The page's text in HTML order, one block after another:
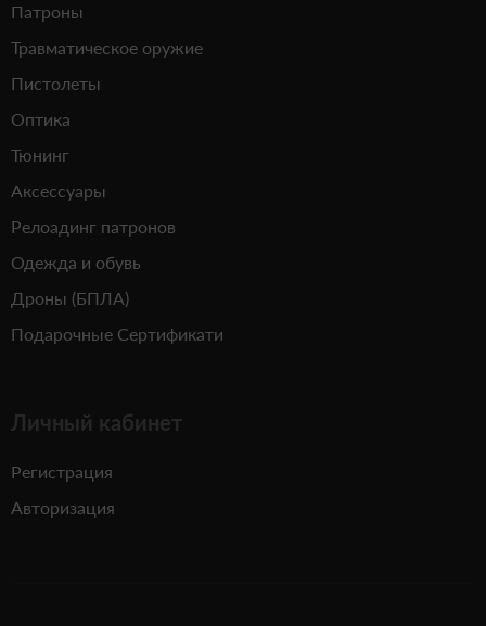
Патроны
Травматическое оружие
Пистолеты
Оптика
Тюнинг
Аксессуары
Релоадинг патронов
Одежда и обувь
Дроны (БПЛА)
Подарочные Сертификати
Личный кабинет
Регистрация
Авторизация